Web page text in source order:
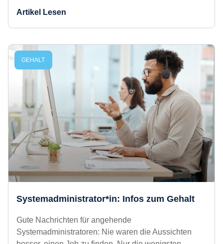
Deutschen. Aber wer plant die Anreise und den
Aufenthalt, zum Teil inklusive
Artikel Lesen
Systemadministrator*in: Infos zum